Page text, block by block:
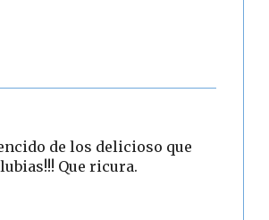
de los delicioso que
Que ricura.